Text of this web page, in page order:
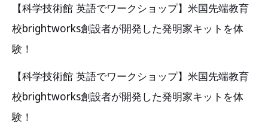
【科学技術館 英語でワークショップ】米国先端教育
校brightworks創設者が開発した発明家キットを体
験！
【科学技術館 英語でワークショップ】米国先端教育
校brightworks創設者が開発した発明家キットを体
験！